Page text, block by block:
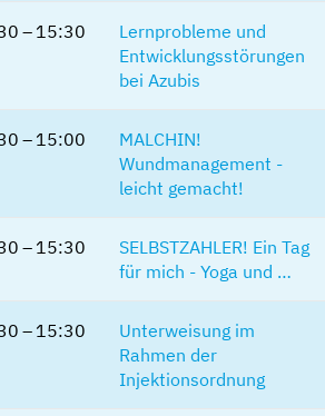
– 15:30
Lernprobleme und
Entwicklungsstörungen
bei Azubis
– 15:00
MALCHIN!
Wundmanagement -
leicht gemacht!
– 15:30
SELBSTZAHLER! Ein Tag
für mich - Yoga und …
– 15:30
Unterweisung im
Rahmen der
Injektionsordnung